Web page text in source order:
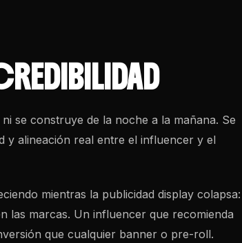
se construye de la noche a la mañana. Se
y alineación real entre el influencer y el
mientras la publicidad display colapsa:
las marcas. Un influencer que recomienda
que cualquier banner o pre-roll.